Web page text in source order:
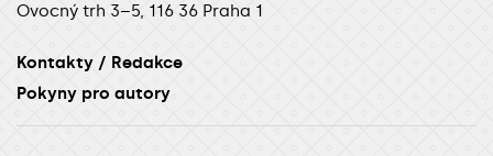
Ovocný trh 3–5, 116 36 Praha 1
Kontakty / Redakce
Pokyny pro autory